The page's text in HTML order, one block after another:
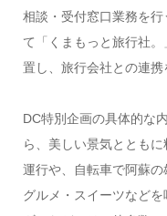
相談・受付窓口業務を行
て「くまもっと旅行社
置し、旅行会社との連携
DC特別企画の具体的な
ら、美しい景気ととも
運行や、自転車で阿蘇
グルメ・スイーツなど